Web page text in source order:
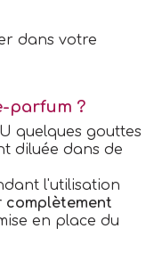
dans votre
parfum ?
quelques gouttes
diluée dans de
l'utilisation
complètement
en place du